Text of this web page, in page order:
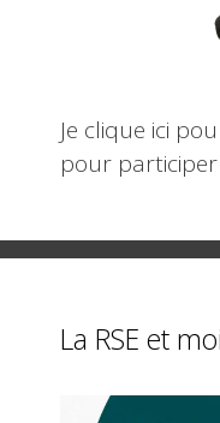
Je clique ici
pour
La RSE et